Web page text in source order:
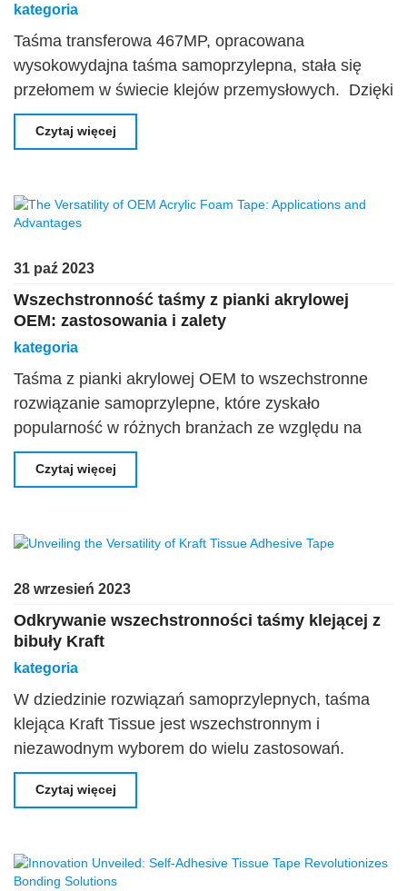
kategoria
Taśma transferowa 467MP, opracowana
wysokowydajna taśma samoprzylepna, stała się
przełomem w świecie klejów przemysłowych. Dzięki
swoim wyjątkowym właściwościom i
wszechstronności, taśma transferowa 467MP jest
Czytaj więcej
31 paź 2023
Wszechstronność taśmy z pianki akrylowej
OEM: zastosowania i zalety
kategoria
Taśma z pianki akrylowej OEM to wszechstronne
rozwiązanie samoprzylepne, które zyskało
popularność w różnych branżach ze względu na
swoje wyjątkowe właściwości wiążące. W tym
artykule przyjrzymy się światu OEM Acrylic Foa
Czytaj więcej
28 wrzesień 2023
Odkrywanie wszechstronności taśmy klejącej z
bibuły Kraft
kategoria
W dziedzinie rozwiązań samoprzylepnych, taśma
klejąca Kraft Tissue jest wszechstronnym i
niezawodnym wyborem do wielu zastosowań.
Jego unikalny skład i właściwości adhezyjne
sprawiają, że jest nieoceniony
Czytaj więcej